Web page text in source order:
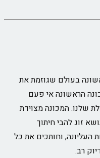
שגוזמת את
אי פעם
מצוידת
חיתוך
וחותכים את כל